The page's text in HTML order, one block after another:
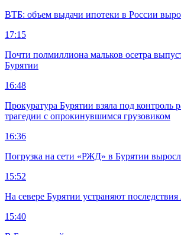
ВТБ: объем выдачи ипотеки в России
17:15
Почти полмиллиона мальков осетра
Бурятии
16:48
Прокуратура Бурятии взяла под контроль
трагедии с опрокинувшимся грузовиком
16:36
Погрузка на сети «РЖД» в Бурятии
15:52
На севере Бурятии устраняют
15:40